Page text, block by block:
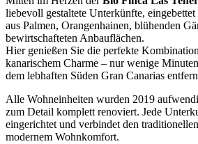
liebevoll gestaltete Unterkünfte,
aus Palmen, Orangenhainen, blühenden
bewirtschafteten Anbauflächen.
Hier genießen Sie die perfekte
kanarischem Charme – nur wenige
dem lebhaften Süden Gran Canarias
Alle Wohneinheiten wurden 2019
zum Detail komplett renoviert. Jede
eingerichtet und verbindet den
modernem Wohnkomfort.